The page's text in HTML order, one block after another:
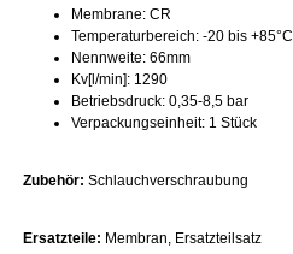
Membrane: CR
Temperaturbereich: -20 bis +85°C
Nennweite: 66mm
Kv[l/min]: 1290
Betriebsdruck: 0,35-8,5 bar
Verpackungseinheit: 1 Stück
Zubehör: Schlauchverschraubung
Ersatzteile: Membran, Ersatzteilsatz